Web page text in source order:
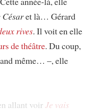
et là… Gérard
rives. Il voit en elle
de théâtre. Du coup,
même… –, elle
allant voirJe vais